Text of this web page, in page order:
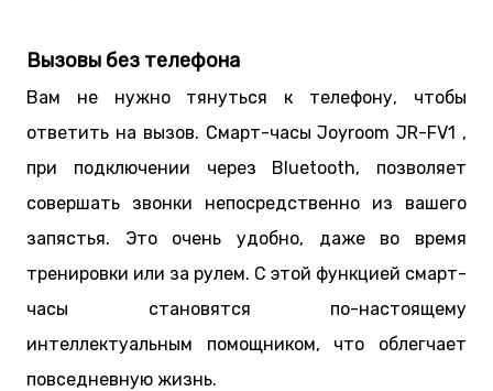
Вызовы без телефона
Вам не нужно тянуться к телефону, чтобы
ответить на вызов. Смарт-часы Joyroom JR-FV1 ,
при подключении через Bluetooth, позволяет
совершать звонки непосредственно из вашего
запястья. Это очень удобно, даже во время
тренировки или за рулем. С этой функцией смарт-
часы становятся по-настоящему
интеллектуальным помощником, что облегчает
повседневную жизнь.